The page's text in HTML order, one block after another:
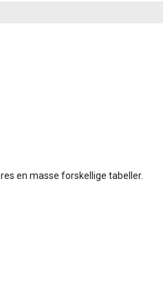
en masse forskellige tabeller.